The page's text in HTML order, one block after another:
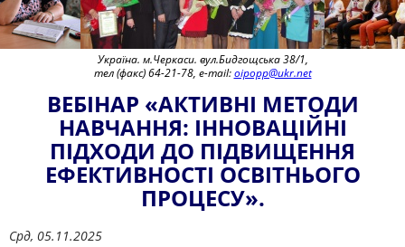
Україна. м.Черкаси. вул.Бидгощська 38/1,
тел (факс) 64-21-78, e-mail:oipopp@ukr.net
ВЕБІНАР «АКТИВНІ МЕТОДИ
НАВЧАННЯ: ІННОВАЦІЙНІ
ПІДХОДИ ДО ПІДВИЩЕННЯ
ЕФЕКТИВНОСТІ ОСВІТНЬОГО
ПРОЦЕСУ».
Срд, 05.11.2025